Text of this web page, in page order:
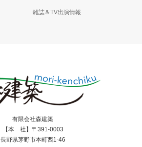
雑誌＆TV出演情報
有限会社森建築
【本 社】〒391-0003
長野県茅野市本町西1-46